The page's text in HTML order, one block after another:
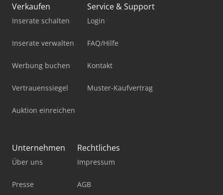
Verkaufen
Inserate schalten
Inserate verwalten
Werbung buchen
Vertrauenssiegel
Auktion einreichen
Service & Support
Login
FAQ/Hilfe
Kontakt
Muster-Kaufvertrag
Unternehmen
Über uns
Presse
Rechtliches
Impressum
AGB